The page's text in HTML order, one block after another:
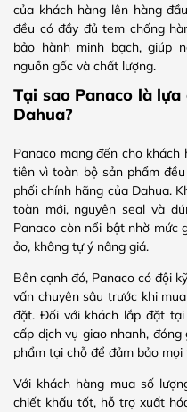
của khách hàng lên hàng
đều có đầy đủ tem chống
bảo hành minh bạch, giúp
nguồn gốc và chất lượng.
Tại sao Panaco là
Dahua?
Panaco mang đến cho
tiên vì toàn bộ sản phẩm
phối chính hãng của Dahua.
toàn mới, nguyên seal và
Panaco còn nổi bật nhờ mức
ảo, không tự ý nâng giá.
Bên cạnh đó, Panaco có đội
vấn chuyên sâu trước khi
đặt. Đối với khách lắp đặt
cấp dịch vụ giao nhanh,
phẩm tại chỗ để đảm bảo
Với khách hàng mua số
chiết khấu tốt, hỗ trợ xuất